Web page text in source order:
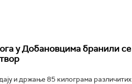
у Добановцима бранили се
и држање 85 килограма различитих